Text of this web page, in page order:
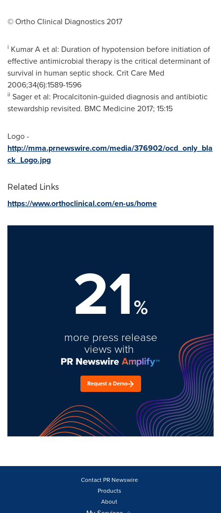
© Ortho Clinical Diagnostics 2017
i Kumar A et al: Duration of hypotension before initiation of
effective antimicrobial therapy is the critical determinant of
survival in human septic shock. Crit Care Med
2006;34(6):1589-1596
ii Sager et al: Procalcitonin-guided diagnosis and antibiotic
stewardship revisited. BMC Medicine 2017; 15:15
Logo -
http://mma.prnewswire.com/media/376902/ocd_only_bla
ck_Logo.jpg
Related Links
https://www.orthoclinical.com/en-us/home
21%
more press release
views with
Request a Demo
Contact PR Newswire
Products
About